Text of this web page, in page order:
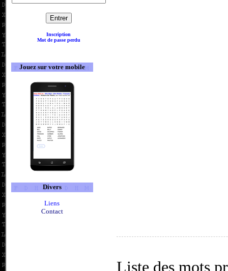
Inscription
Mot de passe perdu
Jouez sur votre mobile
Divers
Liens
Contact
Liste des mots